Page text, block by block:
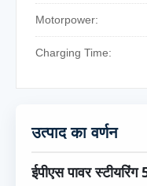
Motorpower:
Charging Time:
उत्पाद का वर्णन
ईपीएस पावर